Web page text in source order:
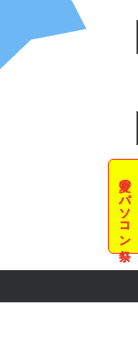
夏のパソコン祭